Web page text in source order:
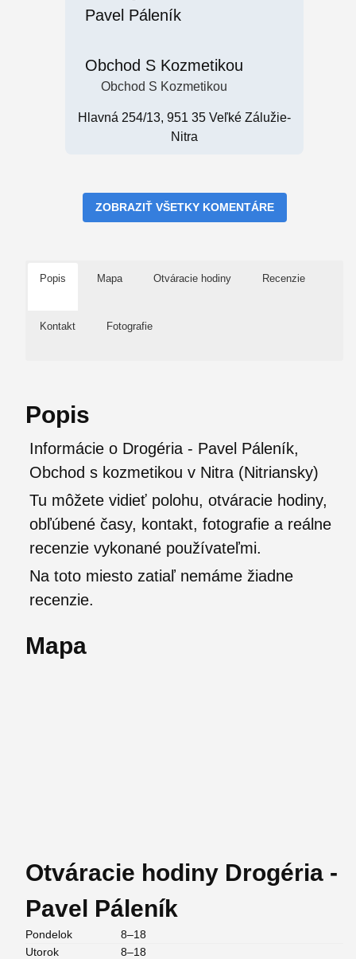
Obchod S Kozmetikou
Obchod S Kozmetikou
Hlavná 254/13, 951 35 Veľké Zálužie-
Nitra
ZOBRAZIŤ VŠETKY KOMENTÁRE
Popis Mapa Otváracie hodiny Recenzie
Kontakt Fotografie
Popis
Informácie o Drogéria - Pavel Páleník,
Obchod s kozmetikou v Nitra (Nitriansky)
Tu môžete vidieť polohu, otváracie hodiny,
obľúbené časy, kontakt, fotografie a reálne
recenzie vykonané používateľmi.
Na toto miesto zatiaľ nemáme žiadne
recenzie.
Mapa
Otváracie hodiny Drogéria -
Pavel Páleník
Pondelok
8–18
Utorok
8–18